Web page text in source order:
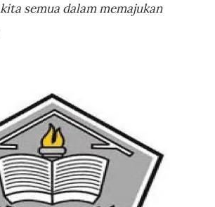
semua dalam memajukan